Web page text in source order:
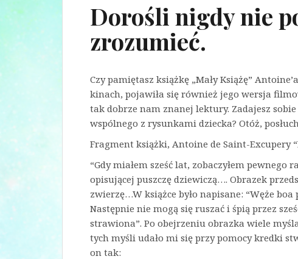
Dorośli nigdy nie
zrozumieć.
Czy pamiętasz książkę „Mały Książę”
kinach, pojawiła się również jego wersja
tak dobrze nam znanej lektury. Zadajesz
wspólnego z rysunkami dziecka? Otóż,
Fragment książki, Antoine de Saint-Excupery
“Gdy miałem sześć lat, zobaczyłem pewnego
opisującej puszczę dziewiczą…. Obrazek
zwierzę…W książce było napisane: “Węże
Następnie nie mogą się ruszać i śpią przez
strawiona”. Po obejrzeniu obrazka wiele
tych myśli udało mi się przy pomocy kredki
on tak: